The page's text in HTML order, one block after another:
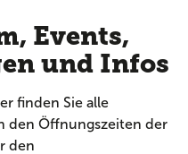
Events,
und Infos
finden Sie alle
den Öffnungszeiten der
den